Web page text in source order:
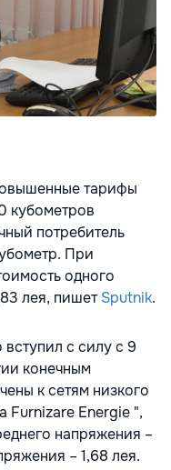
тарифы
кубометров
потребитель
При
одного
лея, пишетSputnik.
с силу с 9
конечным
к сетям низкого
Furnizare Energie ",
напряжения –
– 1,68 лея.